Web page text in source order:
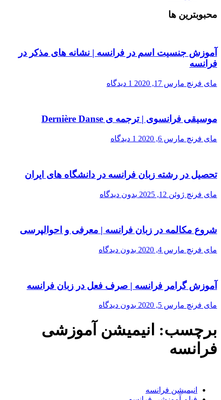
محبوبترین ها
آموزش جنسیت اسم در فرانسه | نشانه های مذکر در
فرانسه
مای فرنچ مارس 17, 2020 1 دیدگاه
موسیقی فرانسوی | ترجمه ی Dernière Danse
مای فرنچ مارس 6, 2020 1 دیدگاه
تحصیل در رشته زبان فرانسه در دانشگاه های ایران
مای فرنچ ژوئن 12, 2025 بدون دیدگاه
شروع مکالمه در زبان فرانسه | معرفی و احوالپرسی
مای فرنچ مارس 4, 2020 بدون دیدگاه
آموزش گرامر فرانسه | صرف فعل در زبان فرانسه
مای فرنچ مارس 5, 2020 بدون دیدگاه
برچسب: انیمیشن آموزشی
فرانسه
انیمیشن فرانسه